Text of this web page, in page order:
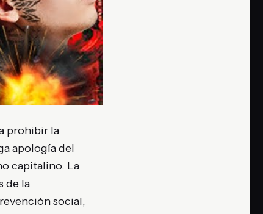
prohibir la
apología del
capitalino. La
de la
social,